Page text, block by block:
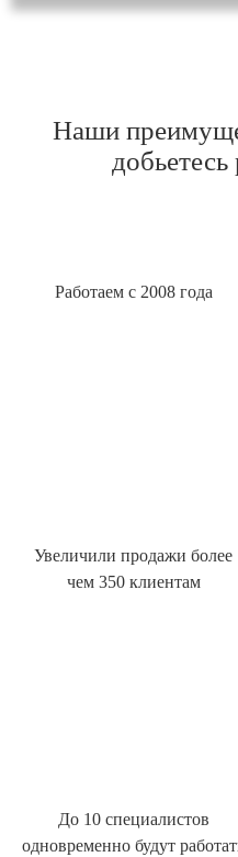
Наши
добьетесь
Работаем с 2008 года
Увеличили продажи более
чем 350 клиентам
До 10 специалистов
одновременно будут